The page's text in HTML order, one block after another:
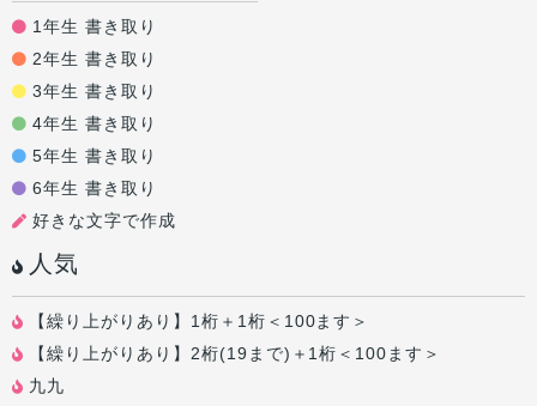
1年生 書き取り
2年生 書き取り
3年生 書き取り
4年生 書き取り
5年生 書き取り
6年生 書き取り
好きな文字で作成
人気
【繰り上がりあり】1桁＋1桁＜100ます＞
【繰り上がりあり】2桁(19まで)＋1桁＜100ます＞
九九